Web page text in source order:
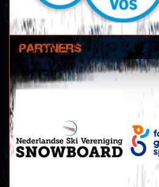
PARTNERS